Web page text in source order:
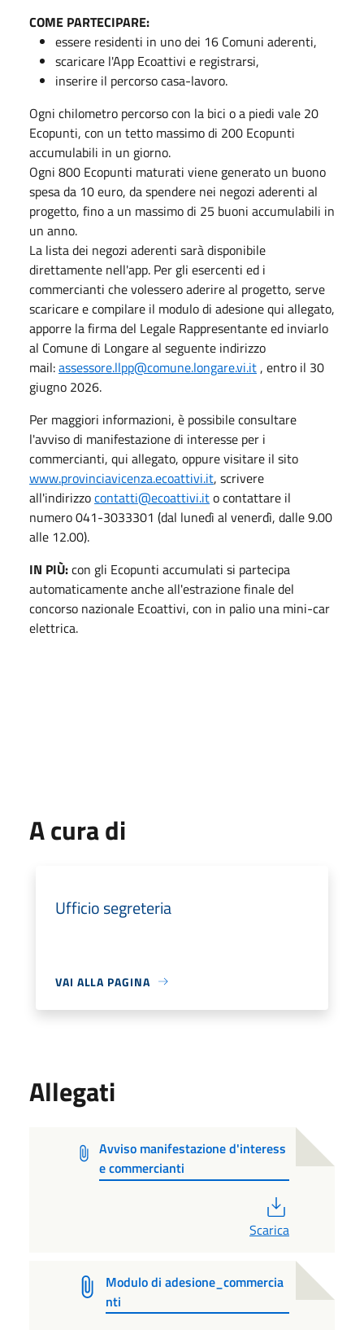
COME PARTECIPARE:
essere residenti in uno dei 16 Comuni aderenti,
scaricare l'App Ecoattivi e registrarsi,
inserire il percorso casa-lavoro.
Ogni chilometro percorso con la bici o a piedi vale 20
Ecopunti, con un tetto massimo di 200 Ecopunti
accumulabili in un giorno.
Ogni 800 Ecopunti maturati viene generato un buono
spesa da 10 euro, da spendere nei negozi aderenti al
progetto, fino a un massimo di 25 buoni accumulabili in
un anno.
La lista dei negozi aderenti sarà disponibile
direttamente nell'app. Per gli esercenti ed i
commercianti che volessero aderire al progetto, serve
scaricare e compilare il modulo di adesione qui allegato,
apporre la firma del Legale Rappresentante ed inviarlo
al Comune di Longare al seguente indirizzo
mail:assessore.llpp@comune.longare.vi.it , entro il 30
giugno 2026.
Per maggiori informazioni, è possibile consultare
l'avviso di manifestazione di interesse per i
commercianti, qui allegato, oppure visitare il sito
www.provinciavicenza.ecoattivi.it, scrivere
all'indirizzocontatti@ecoattivi.ito contattare il
numero 041-3033301 (dal lunedì al venerdì, dalle 9.00
alle 12.00).
IN PIÙ:con gli Ecopunti accumulati si partecipa
automaticamente anche all'estrazione finale del
concorso nazionale Ecoattivi, con in palio una mini-car
elettrica.
A cura di
Ufficio segreteria
VAI ALLA PAGINA
Allegati
Avviso manifestazione d'interess
e commercianti
Scarica
Modulo di adesione_commercia
nti